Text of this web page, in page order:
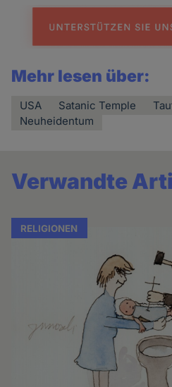
Mehr lesen über:
USA Satanic Temple
Neuheidentum
Verwandte
RELIGIONEN